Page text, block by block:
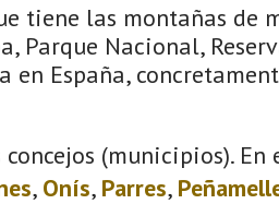
tiene las montañas de
Parque Nacional,
España,
(municipios). En
, Onís, Parres,